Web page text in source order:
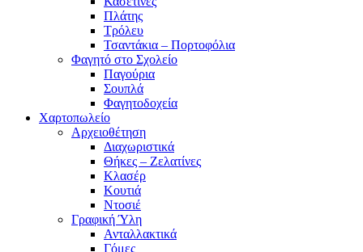
Πλάτης
Τρόλευ
Τσαντάκια – Πορτοφόλια
Φαγητό στο Σχολείο
Παγούρια
Σουπλά
Φαγητοδοχεία
Χαρτοπωλείο
Αρχειοθέτηση
Διαχωριστικά
Θήκες – Ζελατίνες
Κλασέρ
Κουτιά
Ντοσιέ
Γραφική Ύλη
Ανταλλακτικά
Γόμες